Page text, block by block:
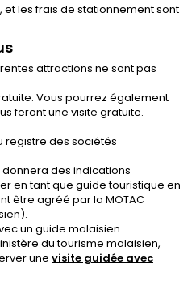
les frais de stationnement sont
attractions ne sont pas
Vous pourrez également
feront une visite gratuite.
registre des sociétés
donnera des indications
en tant que guide touristique en
être agréé par la MOTAC
un guide malaisien
du tourisme malaisien,
une visite guidée avec